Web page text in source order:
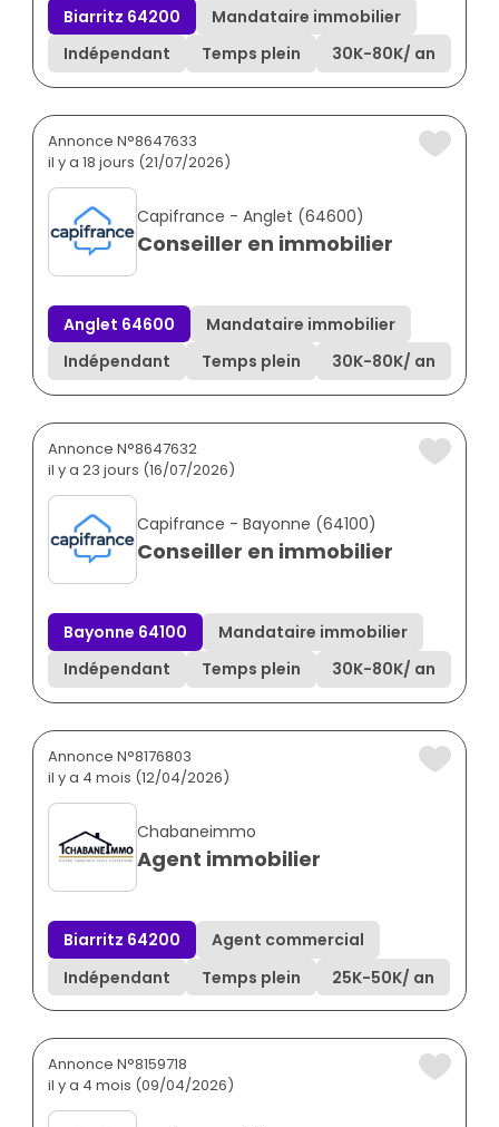
Biarritz 64200
Mandataire immobilier
Indépendant
Temps plein 30K-80K/ an
Annonce N°8647633
il y a 18 jours (21/07/2026)
Capifrance - Anglet (64600)
Conseiller en immobilier
Anglet 64600
Mandataire immobilier
Indépendant
Temps plein 30K-80K/ an
Annonce N°8647632
il y a 23 jours (16/07/2026)
Capifrance - Bayonne (64100)
Conseiller en immobilier
Bayonne 64100
Mandataire immobilier
Indépendant
Temps plein 30K-80K/ an
Annonce N°8176803
il y a 4 mois (12/04/2026)
Chabaneimmo
Agent immobilier
Biarritz 64200
Agent commercial
Indépendant
Temps plein 25K-50K/ an
Annonce N°8159718
il y a 4 mois (09/04/2026)